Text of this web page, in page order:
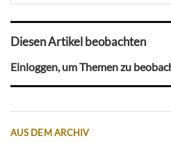
Diesen Artikel beobachten
Einloggen, um Themen zu
AUS DEM ARCHIV